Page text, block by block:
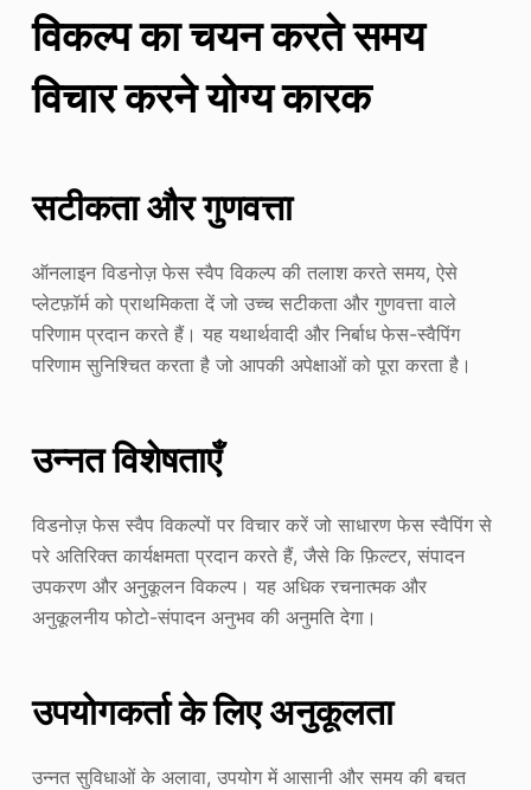
विकल्प का चयन करते समय
विचार करने योग्य कारक
सटीकता और गुणवत्ता
ऑनलाइन विडनोज़ फेस स्वैप विकल्प की तलाश करते समय, ऐसे
प्लेटफ़ॉर्म को प्राथमिकता दें जो उच्च सटीकता और गुणवत्ता वाले
परिणाम प्रदान करते हैं। यह यथार्थवादी और निर्बाध फेस-स्वैपिंग
परिणाम सुनिश्चित करता है जो आपकी अपेक्षाओं को पूरा करता है।
उन्नत विशेषताएँ
विडनोज़ फेस स्वैप विकल्पों पर विचार करें जो साधारण फेस स्वैपिंग से
परे अतिरिक्त कार्यक्षमता प्रदान करते हैं, जैसे कि फ़िल्टर, संपादन
उपकरण और अनुकूलन विकल्प। यह अधिक रचनात्मक और
अनुकूलनीय फोटो-संपादन अनुभव की अनुमति देगा।
उपयोगकर्ता के लिए अनुकूलता
उन्नत सुविधाओं के अलावा, उपयोग में आसानी और समय की बचत